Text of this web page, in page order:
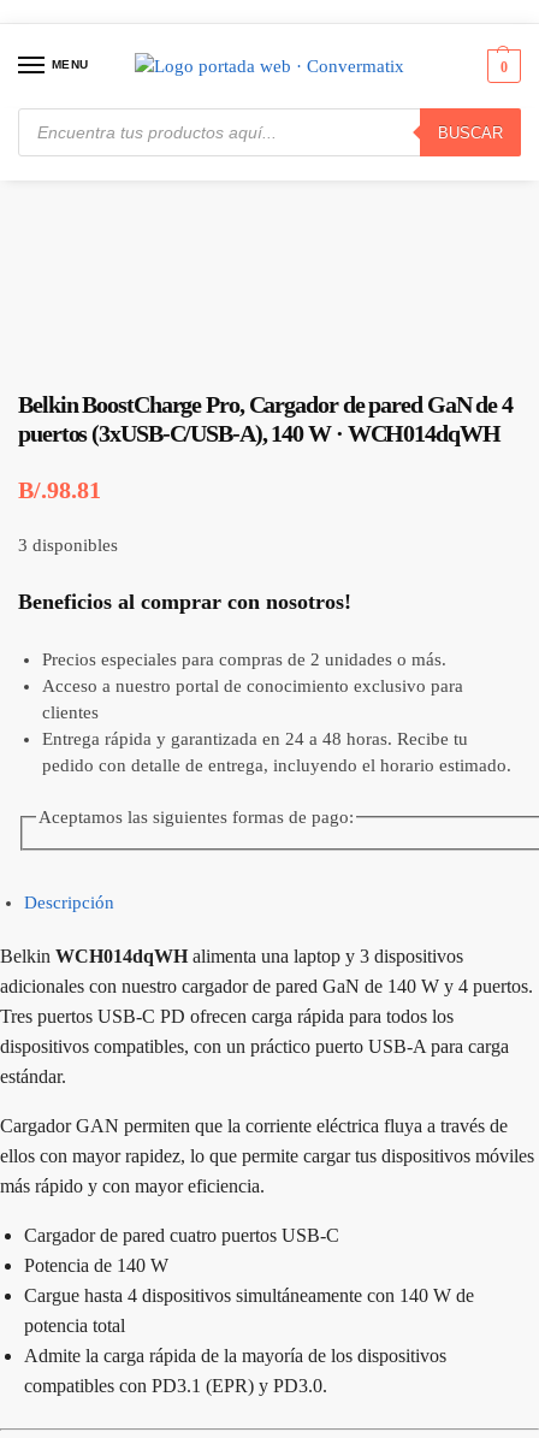
MENU
BUSCAR
0
Inicio / Celulares / Baterías y Cargadores Belkin BoostCharge Pro, Cargador de pared GaN de 4 puertos (3xUSB-C/USB-A), 140 W · WCH014dqWH
Belkin BoostCharge Pro, Cargador de pared GaN de 4
puertos (3xUSB-C/USB-A), 140 W · WCH014dqWH
B/.98.81
3 disponibles
Beneficios al comprar con nosotros!
Precios especiales para compras de 2 unidades o más.
Acceso a nuestro portal de conocimiento exclusivo para
clientes
Entrega rápida y garantizada en 24 a 48 horas. Recibe tu
pedido con detalle de entrega, incluyendo el horario estimado.
Aceptamos las siguientes formas de pago:
Descripción
Belkin WCH014dqWHalimenta una laptop y 3 dispositivos
adicionales con nuestro cargador de pared GaN de 140 W y 4 puertos.
Tres puertos USB-C PD ofrecen carga rápida para todos los
dispositivos compatibles, con un práctico puerto USB-A para carga
estándar.
Cargador GAN permiten que la corriente eléctrica fluya a través de
ellos con mayor rapidez, lo que permite cargar tus dispositivos móviles
más rápido y con mayor eficiencia.
Cargador de pared cuatro puertos USB-C
Potencia de 140 W
Cargue hasta 4 dispositivos simultáneamente con 140 W de
potencia total
Admite la carga rápida de la mayoría de los dispositivos
compatibles con PD3.1 (EPR) y PD3.0.